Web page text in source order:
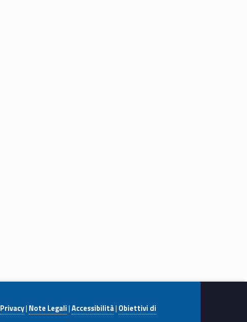
Privacy| Note Legali|Accessibilità| Obiettivi di